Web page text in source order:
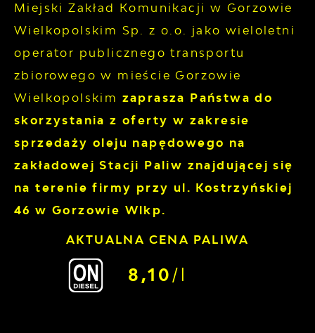
Miejski Zakład Komunikacji w Gorzowie
Wielkopolskim Sp. z o.o. jako wieloletni
operator publicznego transportu
zbiorowego w mieście Gorzowie
Wielkopolskim zaprasza Państwa do
skorzystania z oferty w zakresie
sprzedaży oleju napędowego na
zakładowej Stacji Paliw znajdującej się
na terenie firmy przy ul. Kostrzyńskiej
46 w Gorzowie Wlkp.
AKTUALNA CENA PALIWA
8,10/l